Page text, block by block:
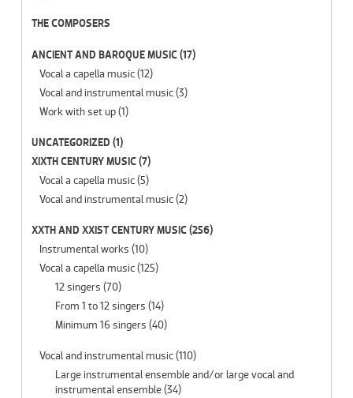
THE COMPOSERS
ANCIENT AND BAROQUE MUSIC(17)
Vocal a capella music(12)
Vocal and instrumental music(3)
Work with set up(1)
UNCATEGORIZED (1)
XIXTH CENTURY MUSIC(7)
Vocal a capella music(5)
Vocal and instrumental music(2)
XXTH AND XXIST CENTURY MUSIC(256)
Instrumental works (10)
Vocal a capella music(125)
12 singers (70)
From 1 to 12 singers (14)
Minimum 16 singers (40)
Vocal and instrumental music(110)
Large instrumental ensemble and/or large vocal and
instrumental ensemble(34)